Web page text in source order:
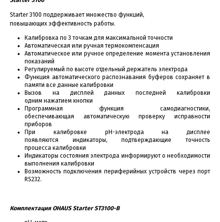
Starter 3100 поддерживает множество функций,
повышающих эффективность работы.
Калибровка по 3 точкам для максимальной точности
Автоматическая или ручная термокомпенсация
Автоматическое или ручное определение момента установления
показаний
Регулируемый по высоте отдельный держатель электрода
Функция автоматического распознавания буферов сохраняет в
памяти все данные калибровки
Вызов на дисплей данных последней калибровки
одним нажатием кнопки
Программная функция самодиагностики,
обеспечивающая автоматическую проверку исправности
приборов
При калибровке pH-электрода на дисплее
появляются индикаторы, подтверждающие точность
процесса калибровки
Индикаторы состояния электрода информируют о необходимости
выполнения калибровки
Возможность подключения периферийных устройств через порт
RS232.
Комплектация OHAUS StarterST3100-B